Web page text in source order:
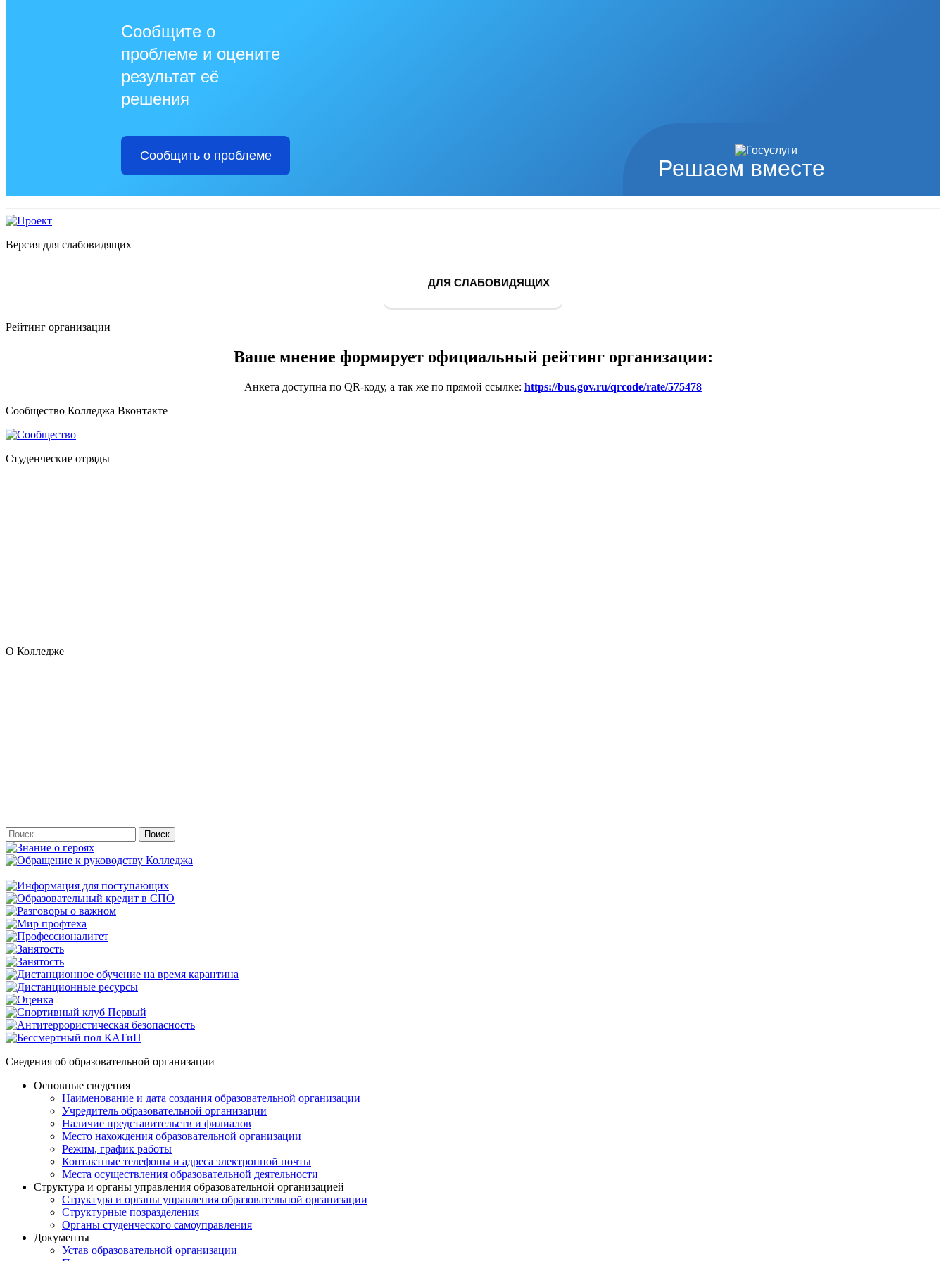
Решаем вместе
Сообщите о
проблеме и оцените
результат её
решения
Сообщить о проблеме
Версия для слабовидящих
ДЛЯ СЛАБОВИДЯЩИХ
Рейтинг организации
Ваше мнение формирует официальный рейтинг организации:
Анкета доступна по QR-коду, а так же по прямой ссылке: https://bus.gov.ru/qrcode/rate/575478
Сообщество Колледжа Вконтакте
Студенческие отряды
О Колледже
Найти:
Сведения об образовательной организации
Основные сведения
Наименование и дата создания образовательной организации
Учредитель образовательной организации
Наличие представительств и филиалов
Место нахождения образовательной организации
Режим, график работы
Контактные телефоны и адреса электронной почты
Места осуществления образовательной деятельности
Структура и органы управления образовательной организацией
Структура и органы управления образовательной организации
Структурные позразделения
Органы студенческого самоуправления
Документы
Устав образовательной организации